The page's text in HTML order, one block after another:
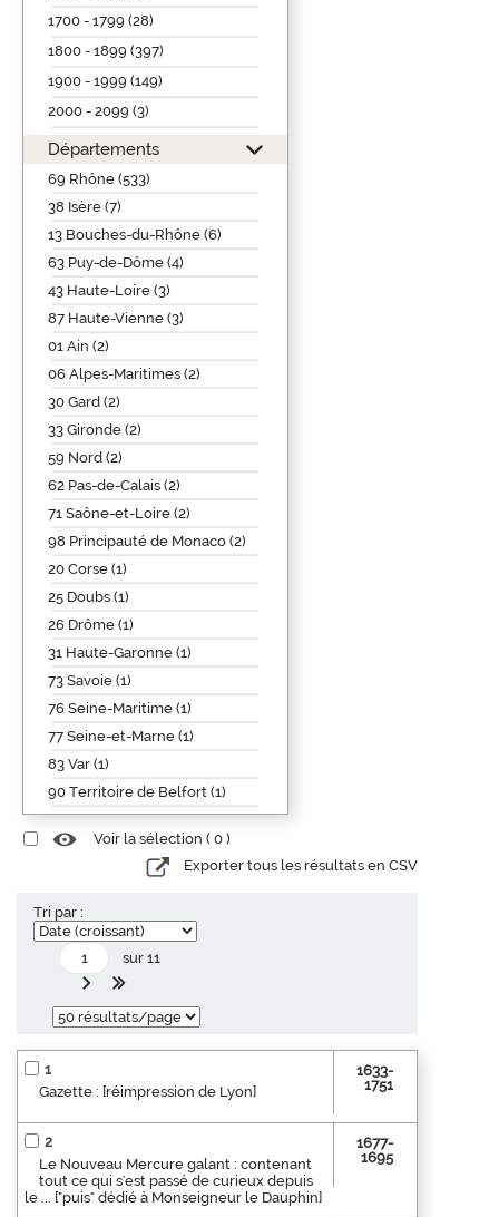
1700 - 1799 (28)
1800 - 1899 (397)
1900 - 1999 (149)
2000 - 2099 (3)
Départements
69 Rhône (533)
38 Isère (7)
13 Bouches-du-Rhône (6)
63 Puy-de-Dôme (4)
43 Haute-Loire (3)
87 Haute-Vienne (3)
01 Ain (2)
06 Alpes-Maritimes (2)
30 Gard (2)
33 Gironde (2)
59 Nord (2)
62 Pas-de-Calais (2)
71 Saône-et-Loire (2)
98 Principauté de Monaco (2)
20 Corse (1)
25 Doubs (1)
26 Drôme (1)
31 Haute-Garonne (1)
73 Savoie (1)
76 Seine-Maritime (1)
77 Seine-et-Marne (1)
83 Var (1)
90 Territoire de Belfort (1)
Voir la sélection ( 0 )
Exporter tous les résultats en CSV
Tri par :
sur 11
1
Gazette : [réimpression de Lyon]
1633-
1751
2
Le Nouveau Mercure galant : contenant
tout ce qui s'est passé de curieux depuis
le ... ["puis" dédié à Monseigneur le Dauphin]
1677-
1695